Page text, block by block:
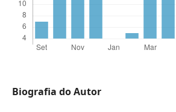
Biografia do Autor